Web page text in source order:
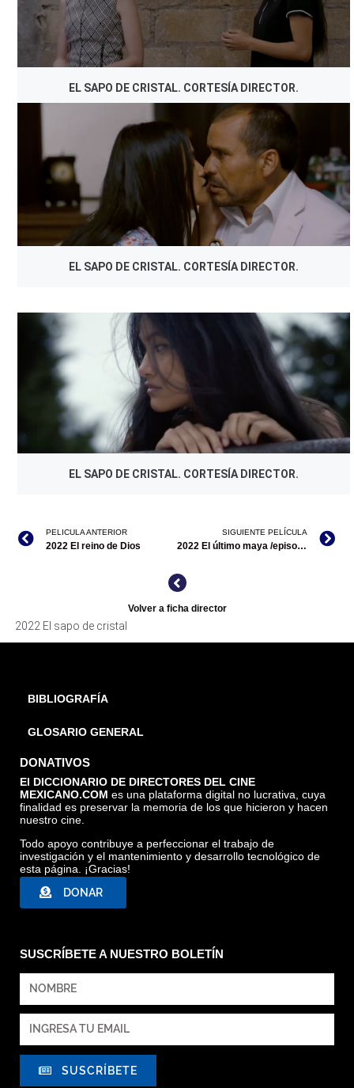
EL SAPO DE CRISTAL. CORTESÍA DIRECTOR.
EL SAPO DE CRISTAL. CORTESÍA DIRECTOR.
EL SAPO DE CRISTAL. CORTESÍA DIRECTOR.
PELICULA ANTERIOR
2022 El reino de Dios
SIGUIENTE PELÍCULA
2022 El último maya /episodio de Interacciones. Cuando el cine mira a la naturaleza
Volver a ficha director
2022 El sapo de cristal
BIBLIOGRAFÍA
GLOSARIO GENERAL
DONATIVOS
El DICCIONARIO DE DIRECTORES DEL CINE
MEXICANO.COM es una plataforma digital no lucrativa, cuya
finalidad es preservar la memoria de los que hicieron y hacen
nuestro cine.
Todo apoyo contribuye a perfeccionar el trabajo de
investigación y el mantenimiento y desarrollo tecnológico de
esta página. ¡Gracias!
DONAR
SUSCRÍBETE A NUESTRO BOLETÍN
SUSCRÍBETE